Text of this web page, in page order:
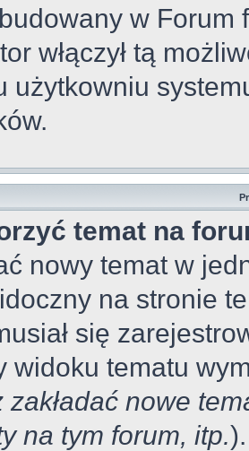
w Forum
włączył tą
użytkowniu
temat na
nowy temat w
na stronie
się
widoku tematu
zakładać nowe
na tym forum, itp.).